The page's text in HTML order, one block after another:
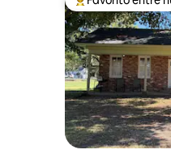
Favorito entre